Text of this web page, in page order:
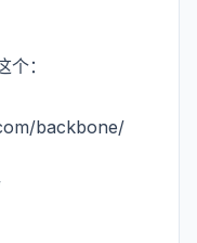
：
backbone/